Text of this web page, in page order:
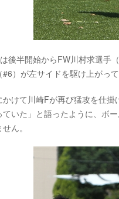
後半開始からFW川村求選手
#6）が左サイドを駆け上がっ
かけて川崎Fが再び猛攻を仕
ていた」と語ったように、ボ
ん。